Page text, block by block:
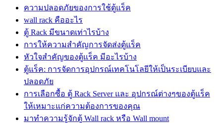
ความปลอดภัยของการใช้ตู้แร็ค
wall rack คืออะไร
ตู้ Rack มีขนาดเท่าไรบ้าง
การให้ความสำคัญการจัดส่งตู้แร็ค
หัวใจสำคัญของตู้แร็ค มีอะไรบ้าง
ตู้แร็ค: การจัดการอุปกรณ์เทคโนโลยีให้เป็นระเบียบและ
ปลอดภัย
การเลือกซื้อ ตู้ Rack Server และ อุปกรณ์ต่างๆของตู้แร็ค
ให้เหมาะแก่ความต้องการของคุณ
มาทำความรู้จักตู้ Wall rack หรือ Wall mount